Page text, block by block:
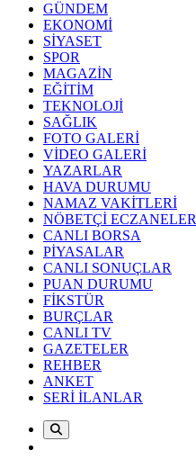
GÜNDEM
EKONOMİ
SİYASET
SPOR
MAGAZİN
EĞİTİM
TEKNOLOJİ
SAĞLIK
FOTO GALERİ
VİDEO GALERİ
YAZARLAR
HAVA DURUMU
NAMAZ VAKİTLERİ
NÖBETÇİ ECZANELER
CANLI BORSA
PİYASALAR
CANLI SONUÇLAR
PUAN DURUMU
FİKSTÜR
BURÇLAR
CANLI TV
GAZETELER
REHBER
ANKET
SERİ İLANLAR